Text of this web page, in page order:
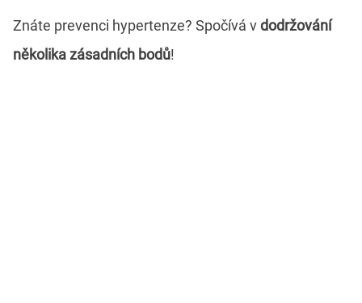
Znáte prevenci hypertenze? Spočívá vdodržování
několika zásadních bodů!